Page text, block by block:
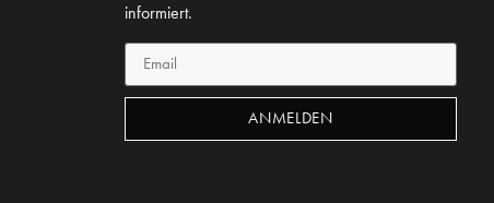
informiert.
ANMELDEN